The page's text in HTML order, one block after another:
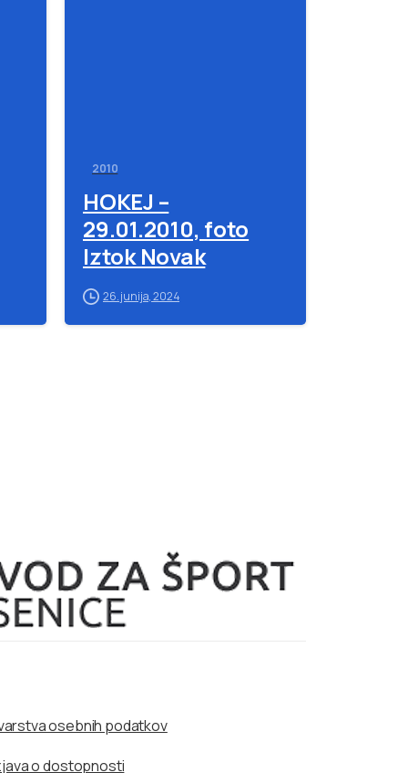
2010
HOKEJ –
29.01.2010, foto
Iztok Novak
26. junija, 2024
osebnih podatkov
o dostopnosti